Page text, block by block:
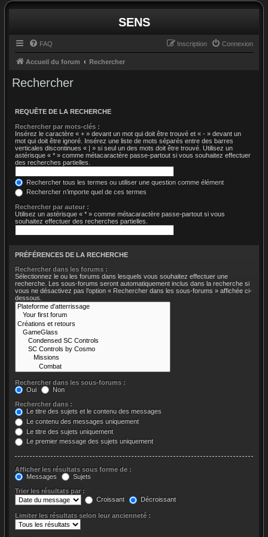
SENS
FAQ Connexion
Inscription
Accueil du forum Rechercher
Rechercher
REQUÊTE DE LA RECHERCHE
Rechercher par mots-clés :
Insérez le caractère « + » devant un mot qui doit être trouvé et « - » devant un
mot qui doit être ignoré. Insérez une liste de mots séparés entre des barres
verticales discontinues « | » si seul un des mots doit être trouvé. Utilisez un
astérisque « * » comme métacaractère passe-partout si vous souhaitez effectuer
des recherches partielles.
Rechercher tous les termes ou utiliser une question comme élément
Rechercher n’importe quel de ces termes
Rechercher par auteur :
Utilisez un astérisque « * » comme métacaractère passe-partout si vous
souhaitez effectuer des recherches partielles.
PRÉFÉRENCES DE LA RECHERCHE
Rechercher dans les forums :
Sélectionnez le ou les forums dans lesquels vous souhaitez effectuer une
recherche. Les sous-forums seront automatiquement inclus dans la recherche si
vous ne désactivez pas l’option « Rechercher dans les sous-forums » affichée ci-
dessous.
Rechercher dans les sous-forums :
Oui
Non
Rechercher dans :
Le titre des sujets et le contenu des messages
Le contenu des messages uniquement
Le titre des sujets uniquement
Le premier message des sujets uniquement
Afficher les résultats sous forme de :
Messages
Sujets
Trier les résultats par :
Croissant
Décroissant
Limiter les résultats selon leur ancienneté :